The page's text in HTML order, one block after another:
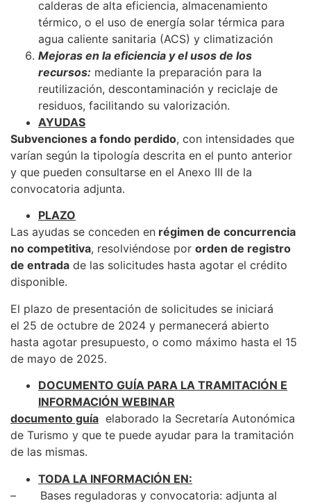
calderas de alta eficiencia, almacenamiento
térmico, o el uso de energía solar térmica para
agua caliente sanitaria (ACS) y climatización
Mejoras en la eficiencia y el usos de los
recursos: mediante la preparación para la
reutilización, descontaminación y reciclaje de
residuos, facilitando su valorización.
AYUDAS
Subvenciones a fondo perdido, con intensidades que
varían según la tipología descrita en el punto anterior
y que pueden consultarse en el Anexo III de la
convocatoria adjunta.
PLAZO
Las ayudas se conceden en régimen de concurrencia
no competitiva, resolviéndose por orden de registro
de entrada de las solicitudes hasta agotar el crédito
disponible.
El plazo de presentación de solicitudes se iniciará
el 25 de octubre de 2024 y permanecerá abierto
hasta agotar presupuesto, o como máximo hasta el 15
de mayo de 2025.
DOCUMENTO GUÍA PARA LA TRAMITACIÓN E
INFORMACIÓN WEBINAR
documento guía elaborado la Secretaría Autonómica
de Turismo y que te puede ayudar para la tramitación
de las mismas.
TODA LA INFORMACIÓN EN:
– Bases reguladoras y convocatoria: adjunta al